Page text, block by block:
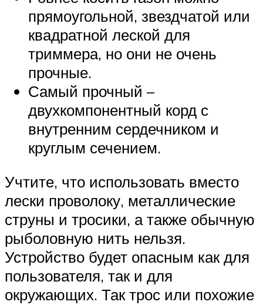
прямоугольной, звездчатой или
квадратной леской для
триммера, но они не очень
прочные.
Самый прочный –
двухкомпонентный корд с
внутренним сердечником и
круглым сечением.
Учтите, что использовать вместо
лески проволоку, металлические
струны и тросики, а также обычную
рыболовную нить нельзя.
Устройство будет опасным как для
пользователя, так и для
окружающих. Так трос или похожие